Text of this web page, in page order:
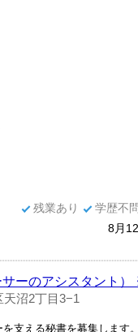
残業あり 学歴不問
8月
サーのアシスタント
沼2丁目3−1
支える秘書を募集します。